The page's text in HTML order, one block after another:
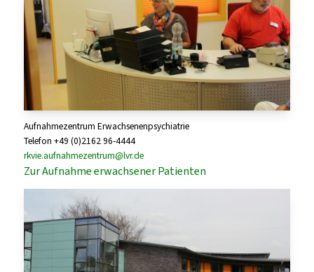
Aufnahmezentrum Erwachsenenpsychiatrie
Telefon +49 (0)2162 96-4444
rkvie.aufnahmezentrum@lvr.de
Zur Aufnahme erwachsener Patienten